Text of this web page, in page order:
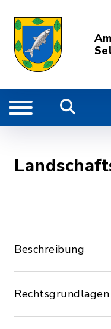
Beschreibung
Rechtsgrundlagen